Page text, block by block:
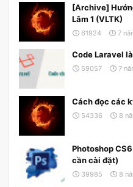
[Archive]
Lâm 1 (VLTK)
61924 7
Code Laravel
59057 7
Cách đọc các
54336 8
Photoshop
cần cài đặt)
39985 8